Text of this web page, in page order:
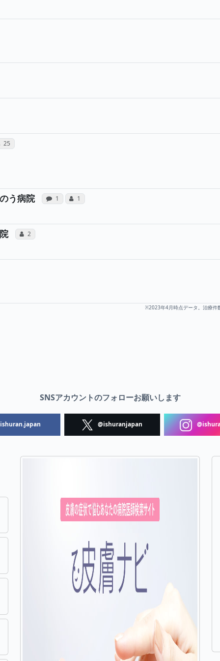
イプ（合算）
ミュニケーション・タイプが合計1票投票されています
と、所属医師への患者さんの感想が合計1件投稿されていま
ーション・タイプ（合算）
医師へのコミュニケーション・タイプが合計3票投票されて
）師へのサンキューレターが合計1通送られています
ョン・タイプ（合算）
師へのコミュニケーション・タイプが合計20票投票されて
と、所属医師への患者さんの感想が合計2件投稿されていま
レター（合算）
と、所属医師へのサンキューレターが合計1通送られていま
ミュニケーション・タイプ（合算）
25 所属医師へのコミュニケーション・タイプが合計25票投
う病院 感想投稿（合算）
1 病院への声と、所属医師への患者さんの感
コミュニケーション・タイプ（合算）
1 所属医師へのコミュニケーション・
コミュニケーション・タイプ（合算）
2 所属医師へのコミュニケーション・タイプが合計2
・タイプ（合算）
コミュニケーション・タイプが合計3票投票されています
※2023年4月時点データ。治療件
SNSアカウントのフォローお願いします
@ishuranjapan